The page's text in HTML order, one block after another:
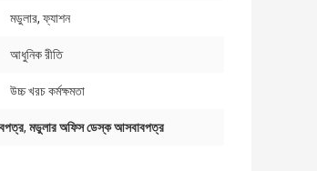
মডুলার, ফ্যাশন
আধুনিক রীতি
উচ্চ খরচ কর্মক্ষমতা
, মডুলার অফিস ডেস্ক আসবাবপত্র